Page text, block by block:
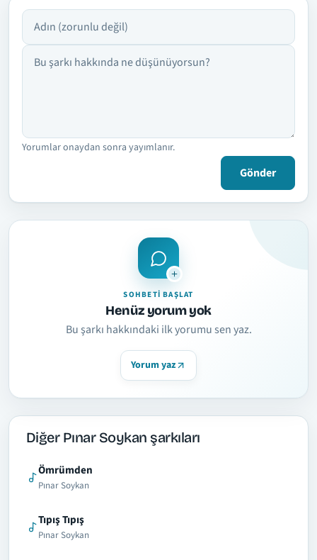
Adın
Yorumun
Yorumlar onaydan sonra yayımlanır.
Gönder
SOHBETI BAŞLAT
Henüz yorum yok
Bu şarkı hakkındaki ilk yorumu sen yaz.
Yorum yaz
Diğer Pınar Soykan şarkıları
Ömrümden
Pınar Soykan
Tıpış Tıpış
Pınar Soykan